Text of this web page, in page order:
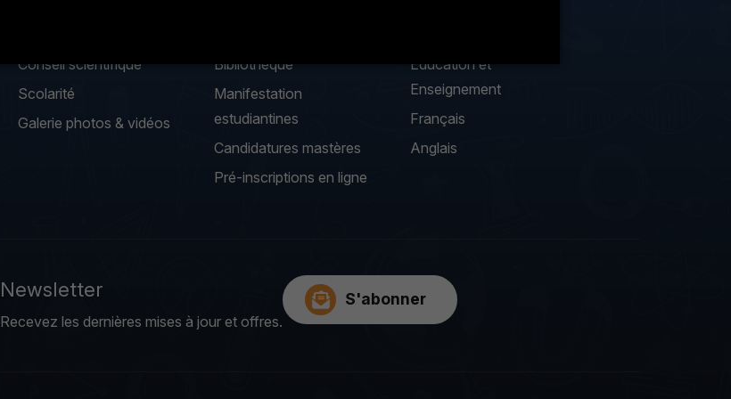
Conseil scientifique
Scolarité
Galerie photos & vidéos
Bibliothèque
Manifestation
estudiantines
Candidatures mastères
Pré-inscriptions en ligne
Education et
Enseignement
Français
Anglais
Newsletter
Recevez les dernières mises à jour et offres.
S'abonner